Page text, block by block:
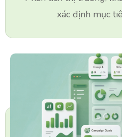
xác định mục